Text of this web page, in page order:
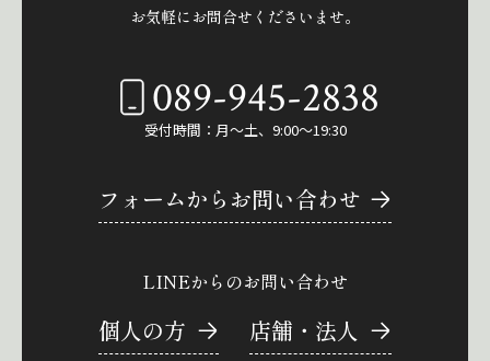
お気軽にお問合せくださいませ。
089-945-2838
受付時間：月～土、9:00～19:30
フォームからお問い合わせ
LINEからのお問い合わせ
個人の方 店舗・法人